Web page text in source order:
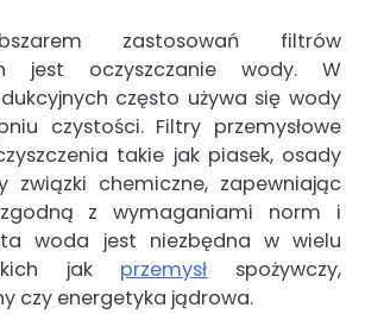
zastosowań filtrów
jest oczyszczanie wody. W
często używa się wody
czystości. Filtry przemysłowe
takie jak piasek, osady
związki chemiczne, zapewniając
z wymaganiami norm i
woda jest niezbędna w wielu
jak przemysł spożywczy,
czy energetyka jądrowa.